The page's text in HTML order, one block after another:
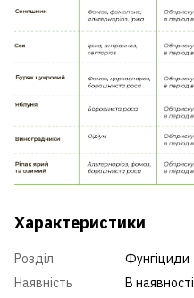
Характеристики
Розділ
Фунгіциди
Наявність
В наявності